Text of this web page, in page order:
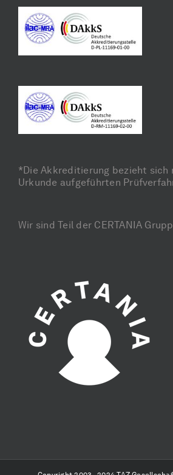
*Die Akkreditierung bezieht sich
Urkunde aufgeführten
Wir sind Teil der CERTANIA